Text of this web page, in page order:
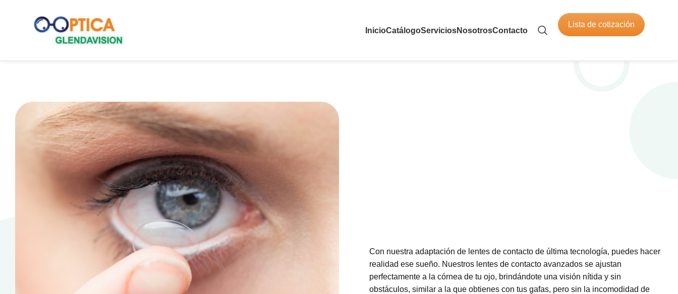
InicioCatálogoServiciosNosotrosContacto
Lista de cotización
Con nuestra adaptación de lentes de contacto de última tecnología, puedes hacer
realidad ese sueño. Nuestros lentes de contacto avanzados se ajustan
perfectamente a la córnea de tu ojo, brindándote una visión nítida y sin
obstáculos, similar a la que obtienes con tus gafas, pero sin la incomodidad de